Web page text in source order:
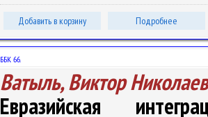
Добавить в корзину Подробнее
ББК 66.
Ватыль, Виктор
Евразийская